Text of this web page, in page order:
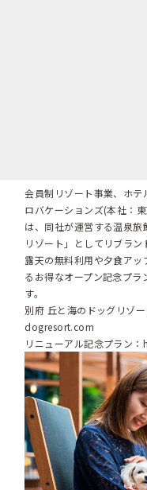
会員制リゾート事業、ホテ
ロバケーションズ(本社：
は、同社が運営する温泉
リゾート」としてリブラ
露天の無料利用や夕食ア
るお得なオープン記念プ
す。
別府 丘と海のドッグリゾ
dogresort.com
リニューアル記念プラン：